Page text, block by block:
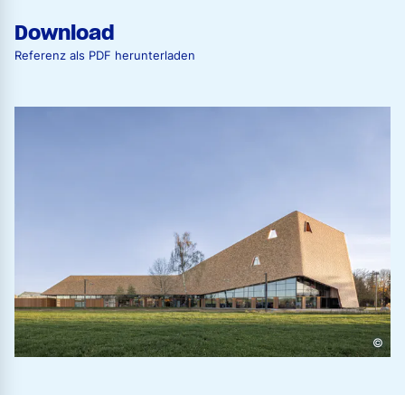
Download
Referenz als PDF herunterladen
©